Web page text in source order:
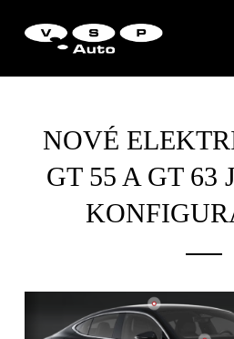
NOVÉ
GT 55 A GT 63
Zákaznická podpora
Vítejte u VSP Auto s.r.o.